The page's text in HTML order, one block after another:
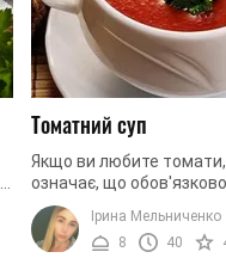
Томатний суп
Якщо ви любите
означає, що
щодня їсти овочеві
може слугувати і
інгредієнтом для
Ірина Мельниченко
8
40